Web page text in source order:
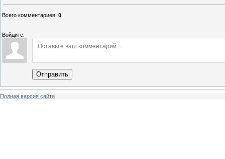
Всего комментариев: 0
Войдите:
Отправить
Полная версия сайта